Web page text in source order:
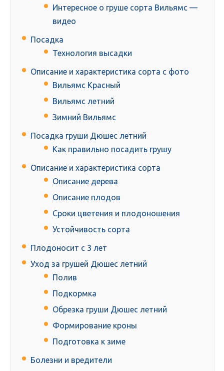
Интересное о груше сорта Вильямс —
видео
Посадка
Технология высадки
Описание и характеристика сорта с фото
Вильямс Красный
Вильямс летний
Зимний Вильямс
Посадка груши Дюшес летний
Как правильно посадить грушу
Описание и характеристика сорта
Описание дерева
Описание плодов
Сроки цветения и плодоношения
Устойчивость сорта
Плодоносит с 3 лет
Уход за грушей Дюшес летний
Полив
Подкормка
Обрезка груши Дюшес летний
Формирование кроны
Подготовка к зиме
Болезни и вредители